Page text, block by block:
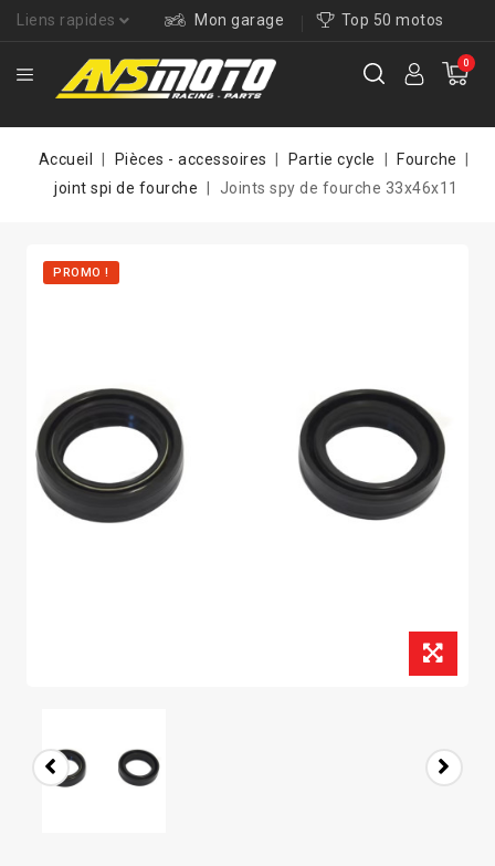
Liens rapides Mon garage Top 50 motos
0
Accueil Pièces - accessoires Partie cycle
Fourche
joint spi de fourche
Joints spy de fourche 33x46x11
PROMO !